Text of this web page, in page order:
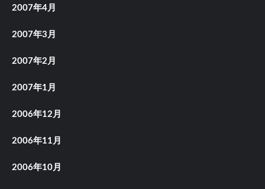
2007年4月
2007年3月
2007年2月
2007年1月
2006年12月
2006年11月
2006年10月